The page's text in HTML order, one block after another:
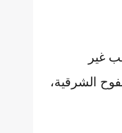
غير
الشرقية،